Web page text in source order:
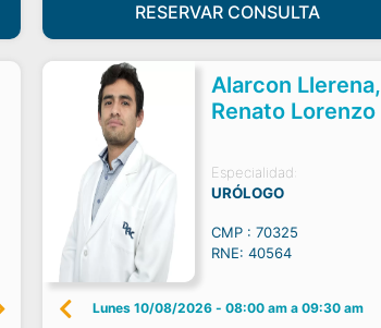
RESERVAR CONSULTA
Alarcon Llerena,
Renato Lorenzo
Especialidad:
URÓLOGO
CMP : 70325
RNE: 40564
Lunes 10/08/2026- 08:00 am a 09:30 am